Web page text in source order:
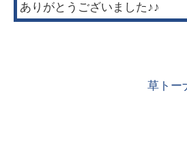
ありがとうございました♪♪
草トー